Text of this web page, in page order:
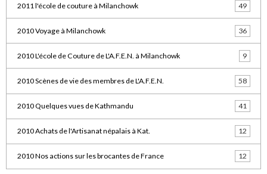
2011 l'école de couture à Milanchowk 49
2010 Voyage à Milanchowk 36
2010 L'école de Couture de L'A.F.E.N. à Milanchowk 9
2010 Scènes de vie des membres de L'A.F.E.N. 58
2010 Quelques vues de Kathmandu 41
2010 Achats de l'Artisanat népalais à Kat. 12
2010 Nos actions sur les brocantes de France 12